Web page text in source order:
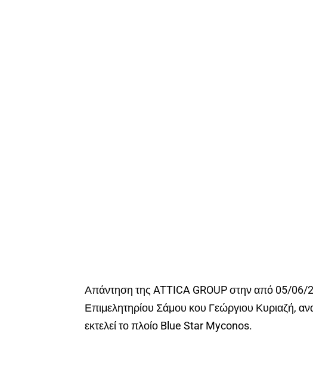
Απάντηση της ATTICA GROUP στην από 05/06/
Επιμελητηρίου Σάμου κου Γεώργιου Κυριαζή,
εκτελεί το πλοίο Blue Star Myconos.